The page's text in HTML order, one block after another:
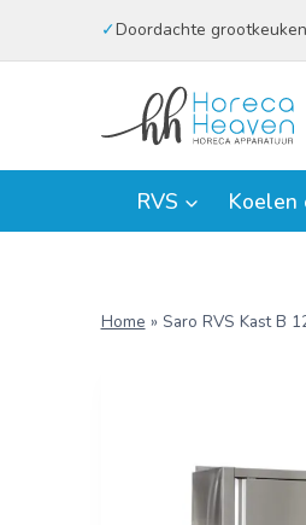
Doordachte
RVS Koelen
Home » Saro RVS Kast B